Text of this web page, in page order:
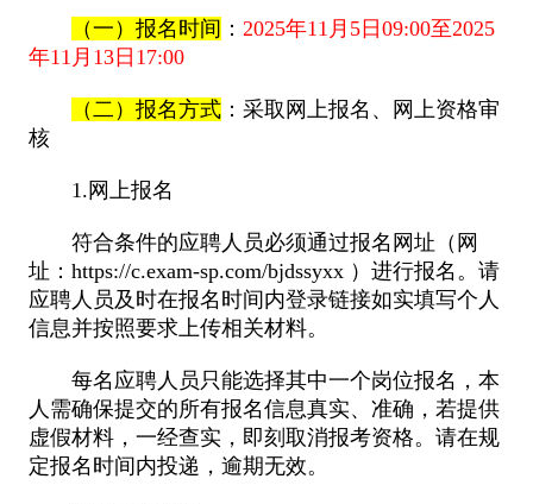
（一）报名时间 ： 2025年11月5日09:00至2025
年11月13日17:00
（二） 报名方式：采取网上报名、网上资格审
核
1.网上报名
符合条件的应聘人员必须通过报名网址（网
址：https://c.exam-sp.com/bjdssyxx ）进行报名。请
应聘人员及时在报名时间内登录链接如实填写个人
信息并按照要求上传相关材料。
每名应聘人员只能选择其中一个岗位报名，本
人需确保提交的所有报名信息真实、准确，若提供
虚假材料，一经查实，即刻取消报考资格。请在规
定报名时间内投递，逾期无效。